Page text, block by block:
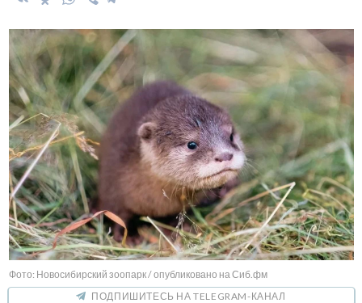
Фото: Новосибирский зоопарк / опубликовано на Сиб.фм
ПОДПИШИТЕСЬ НА TELEGRAM-КАНАЛ